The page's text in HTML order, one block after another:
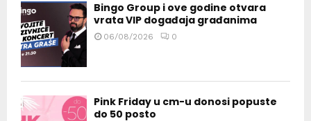
Bingo Group i ove godine otvara
vrata VIP događaja građanima
06/08/2026 0
Pink Friday u cm-u donosi popuste
do 50 posto